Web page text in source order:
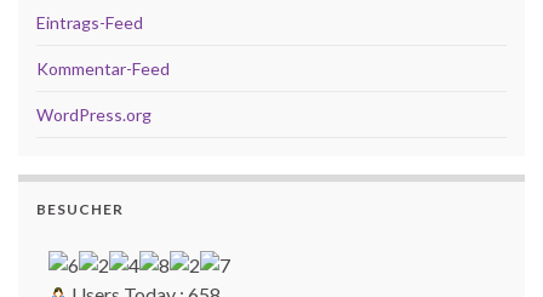
Eintrags-Feed
Kommentar-Feed
WordPress.org
BESUCHER